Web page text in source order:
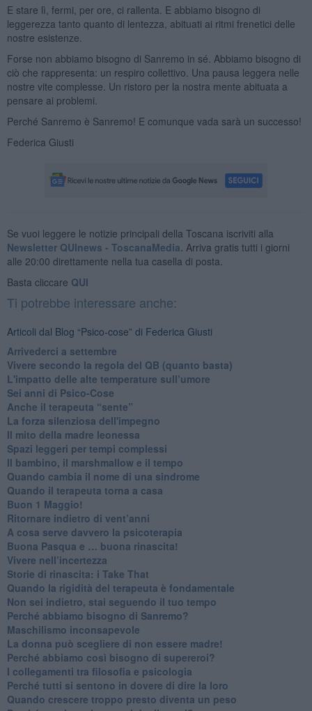
E stare lì, fermi, per ore, ci rallenta. E abbiamo bisogno di
leggerezza tanto quanto di lentezza, abituati ai ritmi frenetici delle
nostre esistenze.
Forse non abbiamo bisogno di Sanremo in sé. Abbiamo bisogno di
ciò che rappresenta: un respiro collettivo. Una pausa leggera nelle
nostre vite complesse. Un ristoro per la nostra mente abituata a
pensare ai problemi.
Perché Sanremo è Sanremo! E comunque vada sarà un successo!
Federica Giusti
Se vuoi leggere le notizie principali della Toscana iscriviti alla
Newsletter QUInews - ToscanaMedia. Arriva gratis tutti i giorni
alle 20:00 direttamente nella tua casella di posta.
Basta cliccare QUI
Ti potrebbe interessare anche:
Articoli dal Blog “Psico-cose” di Federica Giusti
​Arrivederci a settembre
​Vivere secondo la regola del QB (quanto basta)
​L'impatto delle alte temperature sull’umore
Sei anni di Psico-Cose
​Anche il terapeuta “sente”
​La forza silenziosa dell'impegno
​Il mito della madre leonessa
Spazi leggeri per tempi complessi
Il bambino, il marshmallow e il tempo
​Quando cambia il nome di una sindrome
​Quando il terapeuta torna a casa
​Buon 1 Maggio!
Ritornare indietro di vent’anni
​A cosa serve davvero la psicoterapia
​Buona Pasqua e … buona rinascita!
​Vivere nell’incertezza
​Storie di rinascita: i Take That
​Quando la rigidità del terapeuta è fondamentale
​Non sei indietro, stai seguendo il tuo tempo
​Perché abbiamo bisogno di Sanremo?
​Maschilismo inconsapevole
​La donna può scegliere di non essere madre!
​Perché abbiamo così bisogno di supereroi?
​I collegamenti tra filosofia e psicologia
​Perché tutti si sentono in dovere di dire la loro
​Quando crescere troppo presto diventa un peso